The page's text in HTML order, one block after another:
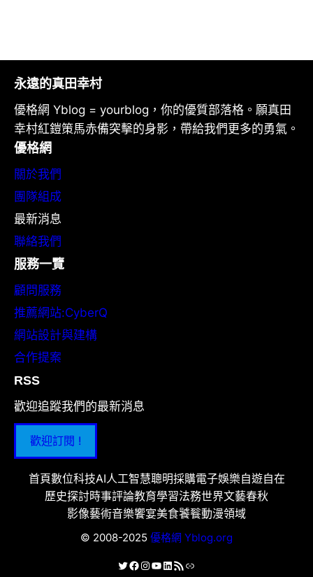
永遠的真田幸村
優格網 Yblog = yourblog，你的優質部落格。願真田
幸村紅鎧策馬赤備突擊的身影，帶給我們更多的勇氣。
優格網
關於我們
團隊組成
最新消息
聯絡我們
服務一覽
顧問服務
推薦網站:CyberQ
網站設計與建構
合作提案
RSS
歡迎追蹤我們的最新消息
歡迎訂閱 !
首頁數位科技AI人工智慧聰明採購電子娛樂自遊自在
歷史探討時事評論教育學習法務世界文藝春秋
影像藝術音樂饗宴美食饕餮動漫領域
© 2008-2025 優格網 Yblog.org
X Facebook
Instagram
YouTube
LinkedIn
RSS 資訊提供連結